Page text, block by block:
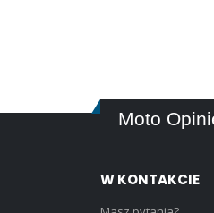
Moto
W KONTAKCIE